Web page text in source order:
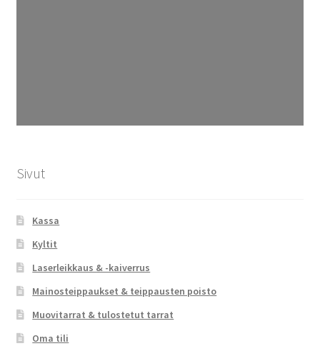
Sivut
Kassa
Kyltit
Laserleikkaus & -kaiverrus
Mainosteippaukset & teippausten poisto
Muovitarrat & tulostetut tarrat
Oma tili